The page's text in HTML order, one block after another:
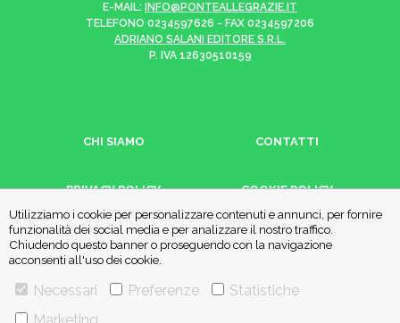
Utilizziamo i cookie per personalizzare contenuti e annunci, per fornire
funzionalità dei social media e per analizzare il nostro traffico.
Chiudendo questo banner o proseguendo con la navigazione
acconsenti all'uso dei cookie.
Necessari Preferenze
Statistiche
E-MAIL:
INFO@PONTEALLEGRAZIE.IT
TELEFONO 0234597626 - FAX 0234597206
ADRIANO SALANI EDITORE S.R.L.
P. IVA 12630510159
CHI SIAMO CONTATTI
PRIVACY POLICY COOKIE POLICY
Una casa editrice delGruppo editoriale Mauri Spagnol